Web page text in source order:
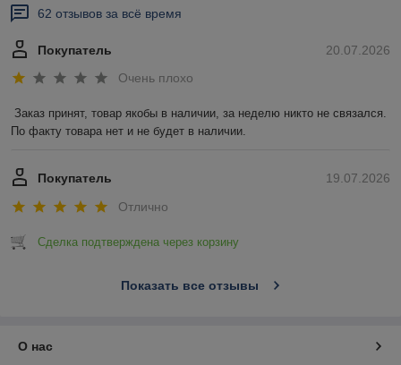
62 отзывов за всё время
20.07.2026
Покупатель
Очень плохо
Заказ принят, товар якобы в наличии, за неделю никто не связался.
По факту товара нет и не будет в наличии.
19.07.2026
Покупатель
Отлично
Сделка подтверждена через корзину
Показать все отзывы
О нас